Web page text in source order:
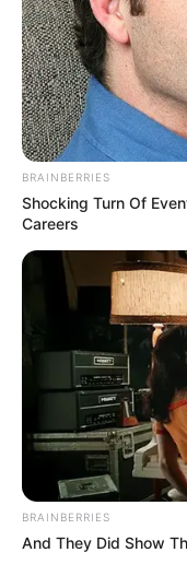
BRAINBERRIES
Shocking Turn Of
Careers
BRAINBERRIES
And They Did Show